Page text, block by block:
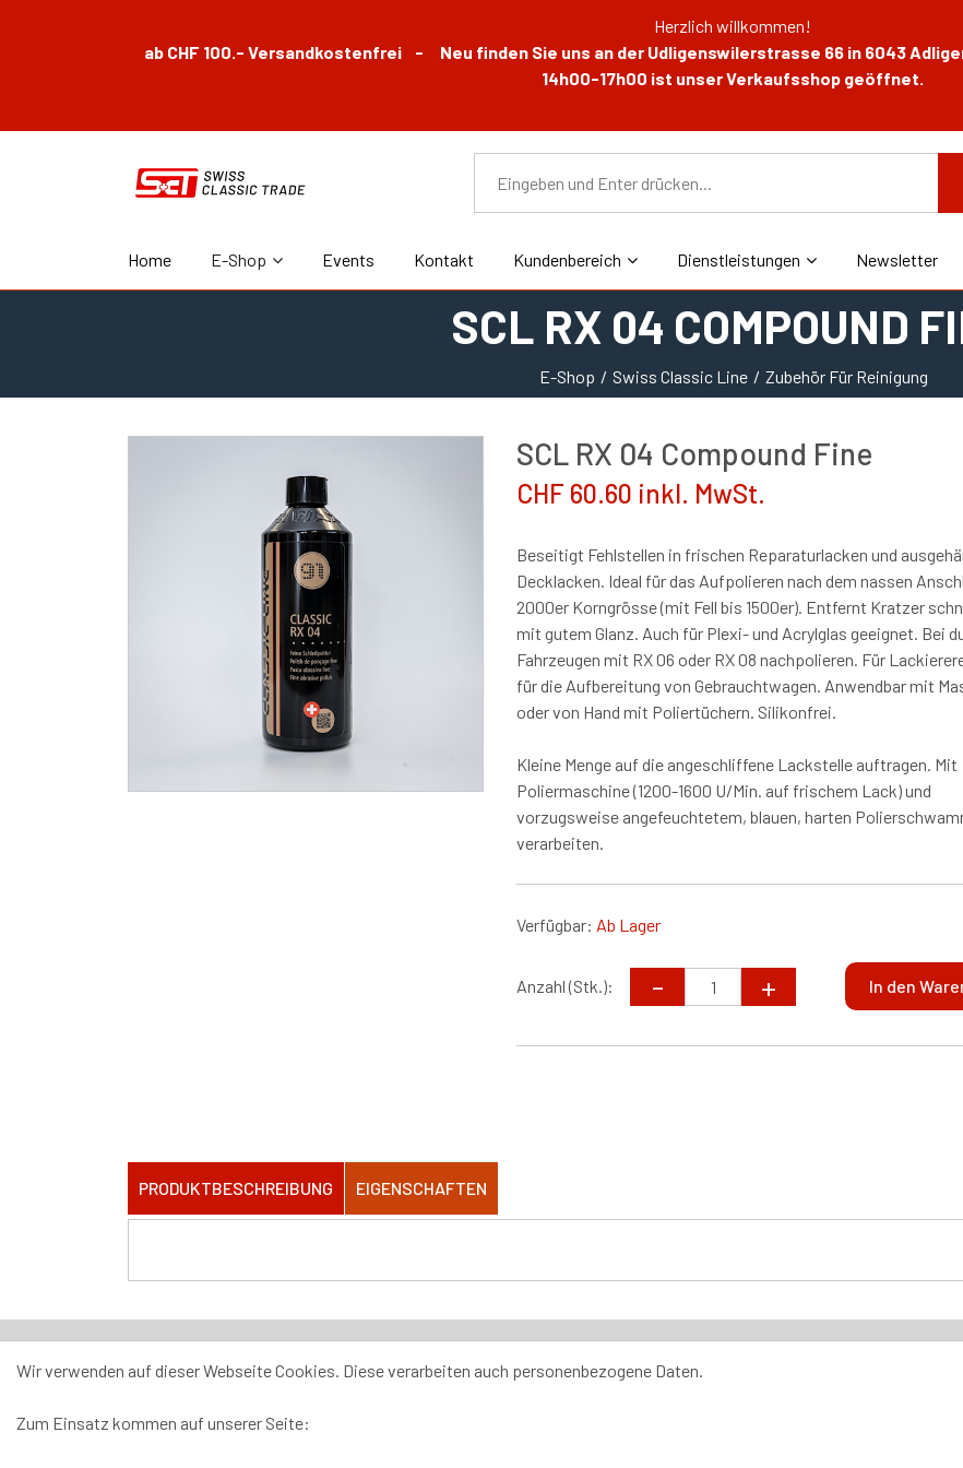
Herzlich willkommen!
ab CHF 100.- Versandkostenfrei - Neu finden Sie uns an der Udligenswilerstrasse 66 in 6043
14h00-17h00 ist unser Verkaufsshop geöffnet.
Home E-Shop Events Kontakt Kundenbereich Dienstleistungen Newsletter
SCL RX 04 COMPOUND
E-Shop Swiss Classic Line Zubehör Für Reinigung
SCL RX 04 Compound Fine
CHF 60.60 inkl. MwSt.
Beseitigt Fehlstellen in frischen Reparaturlacken und
Decklacken. Ideal für das Aufpolieren nach dem nassen
2000er Korngrösse (mit Fell bis 1500er). Entfernt Kratzer
mit gutem Glanz. Auch für Plexi- und Acrylglas geeignet. Bei
Fahrzeugen mit RX 06 oder RX 08 nachpolieren. Für
für die Aufbereitung von Gebrauchtwagen. Anwendbar mit
oder von Hand mit Poliertüchern. Silikonfrei.
Kleine Menge auf die angeschliffene Lackstelle auftragen. Mit
Poliermaschine (1200-1600 U/Min. auf frischem Lack) und
vorzugsweise angefeuchtetem, blauen, harten
verarbeiten.
Verfügbar: Ab Lager
Anzahl (Stk.):
PRODUKTBESCHREIBUNG EIGENSCHAFTEN
Swiss Classic Trade AGUdligenswilerstrasse 66, 6043 Adlligensweil info@swiss-classic-trade.ch
Neu: Sie haben die Möglichkeit Ihre Produkte bei uns in Adligenswil abzuholen. Termin nach Vereinbarung. Unser
Wir verwenden auf dieser Webseite Cookies. Diese verarbeiten auch personenbezogene Daten.
Zum Einsatz kommen auf unserer Seite: